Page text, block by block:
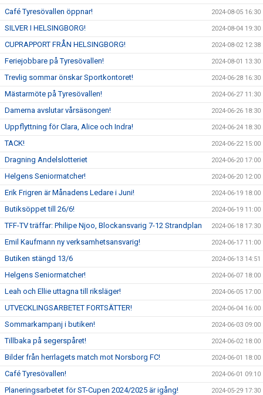
Café Tyresövallen öppnar! 2024-08-05 16:30
SILVER I HELSINGBORG! 2024-08-04 19:30
CUPRAPPORT FRÅN HELSINGBORG! 2024-08-02 12:38
Feriejobbare på Tyresövallen! 2024-08-01 13:30
Trevlig sommar önskar Sportkontoret! 2024-06-28 16:30
Mästarmöte på Tyresövallen! 2024-06-27 11:30
Damerna avslutar vårsäsongen! 2024-06-26 18:30
Uppflyttning för Clara, Alice och Indra! 2024-06-24 18:30
TACK! 2024-06-22 15:00
Dragning Andelslotteriet 2024-06-20 17:00
Helgens Seniormatcher! 2024-06-20 12:00
Erik Frigren är Månadens Ledare i Juni! 2024-06-19 18:00
Butiksöppet till 26/6! 2024-06-19 11:00
TFF-TV träffar: Philipe Njoo, Blockansvarig 7-12 Strandplan 2024-06-18 17:30
Emil Kaufmann ny verksamhetsansvarig! 2024-06-17 11:00
Butiken stängd 13/6 2024-06-13 14:51
Helgens Seniormatcher! 2024-06-07 18:00
Leah och Ellie uttagna till riksläger! 2024-06-05 17:00
UTVECKLINGSARBETET FORTSÄTTER! 2024-06-04 16:00
Sommarkampanj i butiken! 2024-06-03 09:00
Tillbaka på segerspåret! 2024-06-02 18:00
Bilder från herrlagets match mot Norsborg FC! 2024-06-01 18:00
Café Tyresövallen! 2024-06-01 09:10
Planeringsarbetet för ST-Cupen 2024/2025 är igång! 2024-05-29 17:30